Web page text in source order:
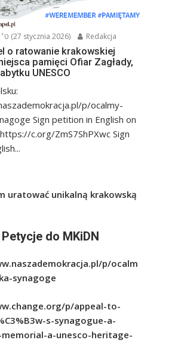
ט׳ בשבט ה׳תשפ״ו (27 stycznia 2026) Redakcja
o ratowanie krakowskiej
pamięci Ofiar Zagłady,
UNESCO
p/ocalmy-
Sign petition in English on
c.org/ZmS7ShPXwc Sign
uratować unikalną krakowską
do MKiDN
p/ocalm
synagoge
p/appeal-to-
s-synagogue-a-
a-unesco-heritage-